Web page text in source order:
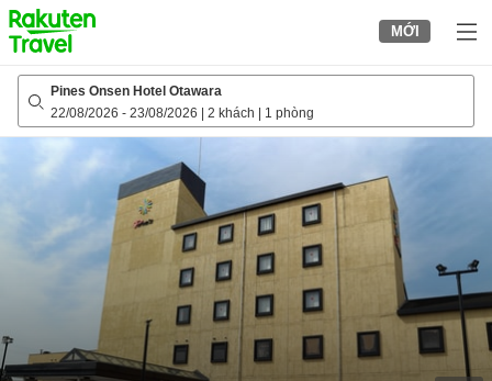
to
top
page
MỚI
Pines Onsen Hotel Otawara
22/08/2026 - 23/08/2026 2 khách 1 phòng